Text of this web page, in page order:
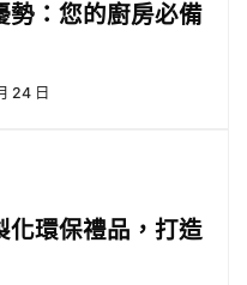
勢：您的廚房必備
24 日
化環保禮品，打造